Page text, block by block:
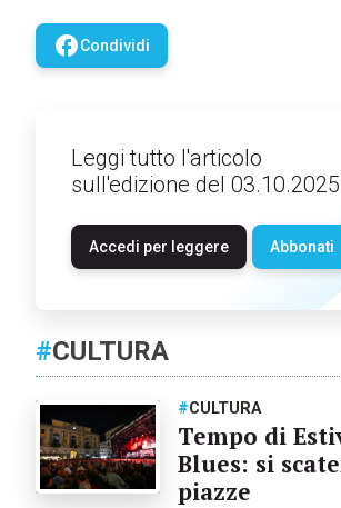
facebookCondividi
Leggi tutto l'articolo
sull'edizione del 03.10.2025
Accedi per leggere Abbonati
#CULTURA
#CULTURA
Tempo di
Blues: si
piazze